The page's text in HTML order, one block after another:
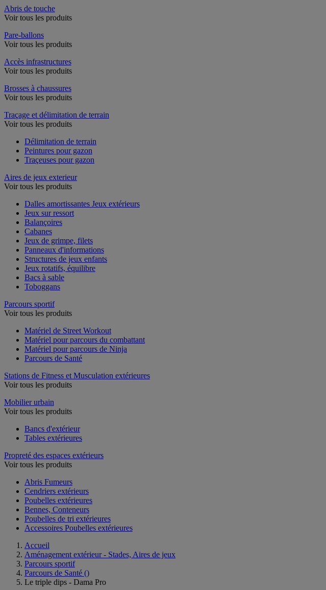
Abris de touche
Voir tous les produits
Pare-ballons
Voir tous les produits
Accès infrastructures
Voir tous les produits
Brosses à chaussures
Voir tous les produits
Traçage et délimitation de terrain
Voir tous les produits
Délimitation de terrain
Peintures pour gazon
Traçeuses pour gazon
Aires de jeux exterieur
Voir tous les produits
Dalles amortissantes Jeux extérieurs
Jeux sur ressort
Balançoires
Cabanes
Jeux de grimpe, filets
Panneaux d'informations
Structures de jeux enfants
Jeux rotatifs, équilibre
Bacs à sable
Toboggans
Parcours sportif
Voir tous les produits
Matériel de Street Workout
Matériel pour parcours du combattant
Matériel pour parcours de Ninja
Parcours de Santé
Stations de Fitness et Musculation extérieures
Voir tous les produits
Mobilier urbain
Voir tous les produits
Bancs d'extérieur
Tables extérieures
Propreté des espaces extérieurs
Voir tous les produits
Abris Fumeurs
Cendriers extérieurs
Poubelles extérieures
Bennes, Conteneurs
Poubelles de tri extérieures
Accessoires Poubelles extérieures
Accueil
Aménagement extérieur - Stades, Aires de jeux
Parcours sportif
Parcours de Santé ()
Le triple dips - Dama Pro